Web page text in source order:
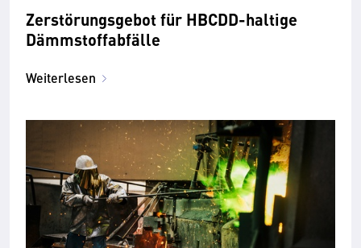
Zerstörungsgebot für HBCDD-haltige
Dämmstoffabfälle
Weiterlesen